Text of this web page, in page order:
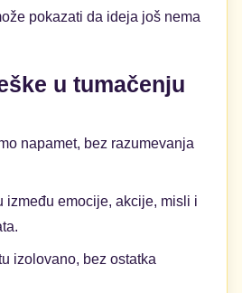
pokazati da ideja još nema
u tumačenju
napamet, bez razumevanja
između emocije, akcije, misli i
izolovano, bez ostatka